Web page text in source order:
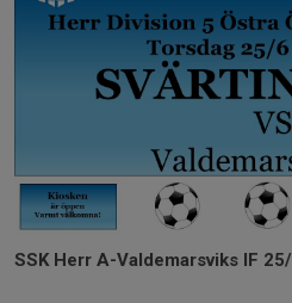
SSK Herr A-Valdemarsviks IF